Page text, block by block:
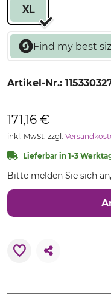
XL
Artikel-Nr.:
171,16 €
inkl. MwSt. zzgl.
Lieferbar in 1-3
Bitte melden Sie sich